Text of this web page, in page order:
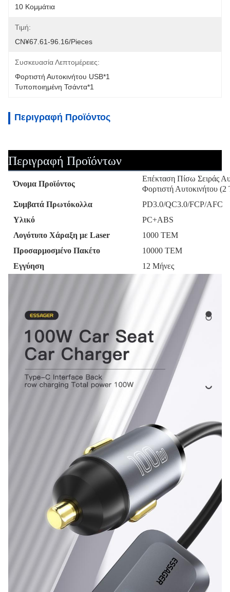
10 Κομμάτια
Τιμή:
CN¥67.61-96.16/pieces
Συσκευασία Λεπτομέρειες:
Φορτιστή Αυτοκινήτου USB*1
Τυποποιημένη Τσάντα*1
Περιγραφή Προϊόντος
Περιγραφή Προϊόντων
Όνομα Προϊόντος
Επέκταση Πίσω Σειράς
Φορτιστή Αυτοκινήτου
Συμβατά Πρωτόκολλα
PD3.0/QC3.0/FCP/AFC
Υλικό
PC+ABS
Λογότυπο Χάραξη με Laser
1000 ΤΕΜ
Προσαρμοσμένο Πακέτο
10000 ΤΕΜ
Εγγύηση
12 Μήνες